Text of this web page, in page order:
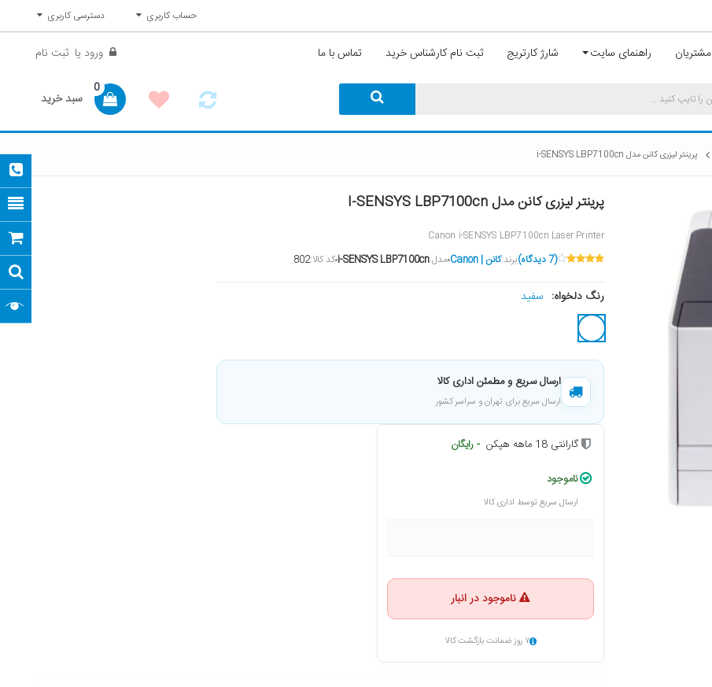
حساب کاربری دسترسی کاربری
مشتریان راهنمای سایت شارژ کارتریج ثبت نام کارشناس خرید تماس با ما ورود یا ثبت نام
سبد خرید
0
پرینتر لیزری کانن مدل i-SENSYS LBP7100cn
پرینتر لیزری کانن مدل I-SENSYS LBP7100cn
Canon i-SENSYS LBP7100cn Laser Printer
(7 دیدگاه) برند:کانن | Canon مدل:i-SENSYS LBP7100cnکد کالا:802
رنگ دلخواه: سفید
ارسال سریع و مطمئن اداری کالا
ارسال سریع برای تهران و سراسر کشور
گارانتی 18 ماهه هپکن - رایگان
ناموجود
ارسال سریع توسط اداری کالا
ناموجود در انبار
۷ روز ضمانت بازگشت کالا